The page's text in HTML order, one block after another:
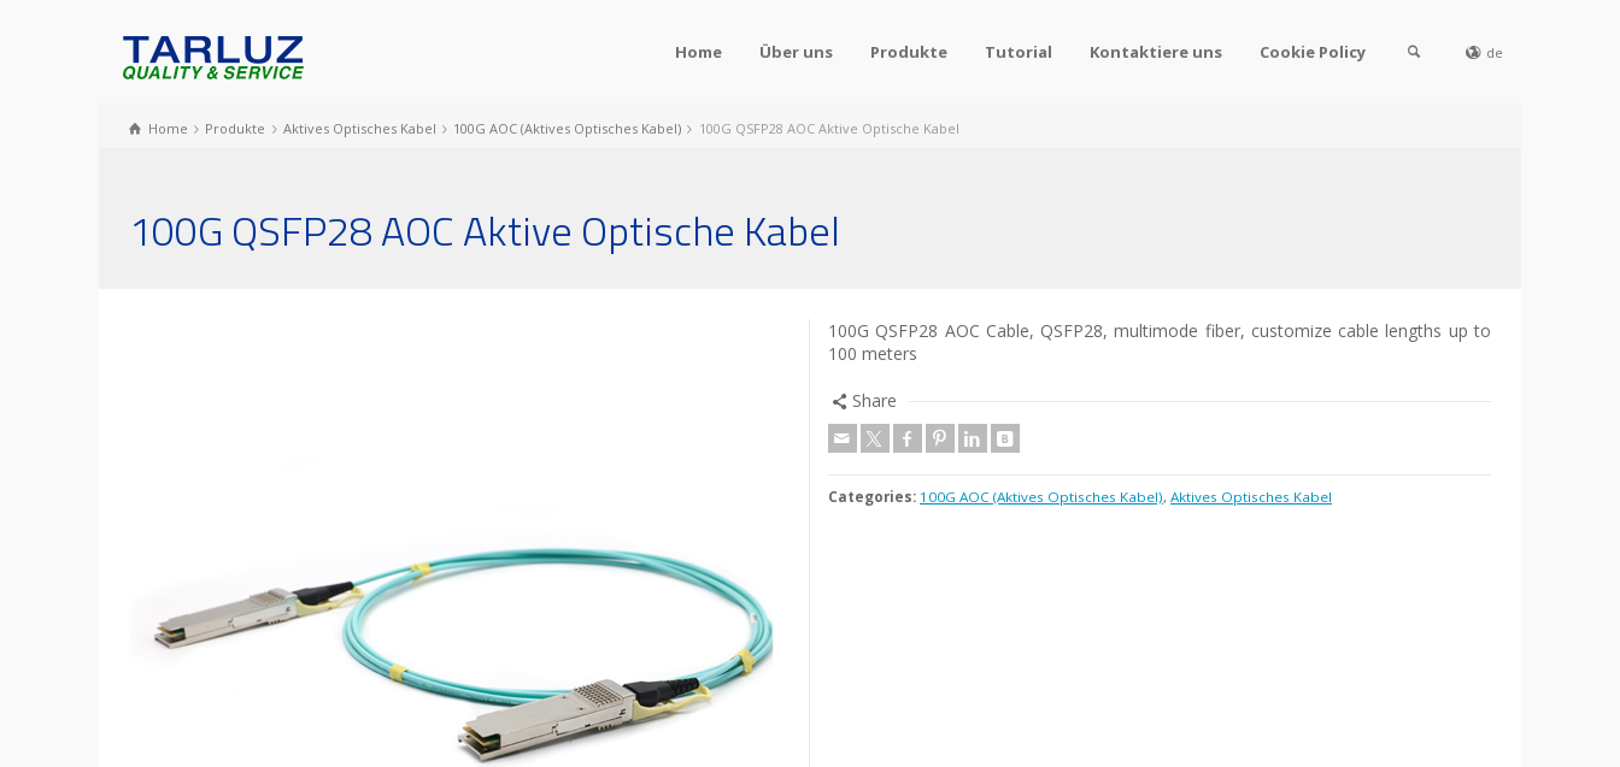
Home Über uns Produkte Tutorial Kontaktiere uns Cookie Policy de
Home Produkte Aktives Optisches Kabel 100G AOC (Aktives Optisches Kabel) 100G QSFP28 AOC Aktive Optische Kabel
100G QSFP28 AOC Aktive Optische Kabel
100G QSFP28 AOC Cable, QSFP28, multimode fiber, customize cable lengths up to
100 meters
Share
Categories: 100G AOC (Aktives Optisches Kabel), Aktives Optisches Kabel